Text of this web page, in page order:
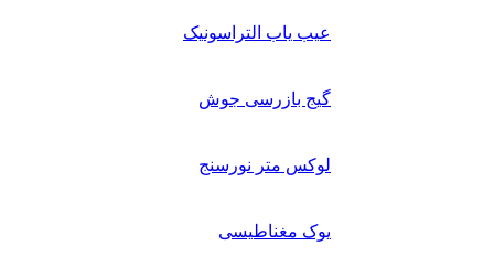
عیب یاب التراسونیک
گیج بازرسی جوش
لوکس متر نورسنج
یوک مغناطیسی